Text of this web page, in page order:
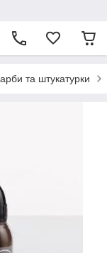
та штукатурки